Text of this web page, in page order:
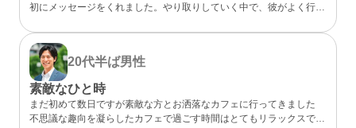
初にメッセージをくれました。やり取りしていく中で、彼がよく行く
となく気になるところが一緒だったので、私的には今までになくメッ
セージが盛り上がり嬉しかったです。 カフェに誘ってもらい、実際
にお会いするととっても話しやすくて、時間があっという間。 少し
年上でしたが、気を使わずに話せる感じが心地よくて、「また会いた
いな」と素直に伝えました。彼のちょっと嬉しそうな顔をみたら、思
わずドキドキしました。 成功談でいいのか…まだどうなるかはわか
らないけど、出会えてよかったと思える人になりました。
20代半ば男性
素敵なひと時
まだ初めて数日ですが素敵な方とお洒落なカフェに行ってきました
不思議な趣向を凝らしたカフェで過ごす時間はとてもリラックスでき